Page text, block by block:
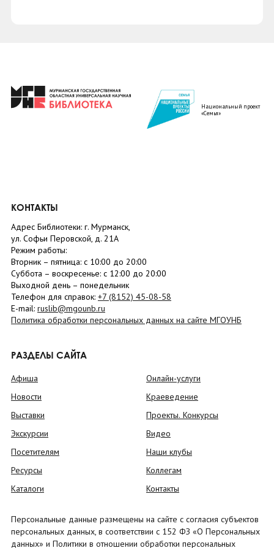
Национальный проект
«Семья»
КОНТАКТЫ
Адрес Библиотеки: г. Мурманск,
ул. Софьи Перовской, д. 21А
Режим работы:
Вторник – пятница: с 10:00 до 20:00
Суббота – воскресенье: c 12:00 до 20:00
Выходной день – понедельник
Телефон для справок: +7 (8152) 45-08-58
E-mail: ruslib@mgounb.ru
Политика обработки персональных данных на сайте МГОУНБ
РАЗДЕЛЫ САЙТА
Афиша
Новости
Выставки
Экскурсии
Посетителям
Ресурсы
Каталоги
Онлайн-услуги
Краеведение
Проекты. Конкурсы
Видео
Наши клубы
Коллегам
Контакты
Персональные данные размещены на сайте с согласия субъектов
персональных данных, в соответствии с 152 ФЗ «О Персональных
данных» и Политики в отношении обработки персональных